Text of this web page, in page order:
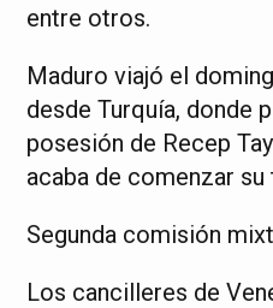
entre otros.
Maduro viajó el
desde Turquía, donde
posesión de Recep
acaba de comenzar
Segunda comisión
Los cancilleres de